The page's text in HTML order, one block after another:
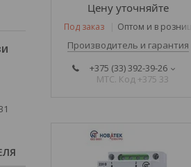
Цену уточняйте
Под заказ Оптом и в розницу
Производитель и гарантия
+375 (33) 392-39-26
МТС. Код +375 33